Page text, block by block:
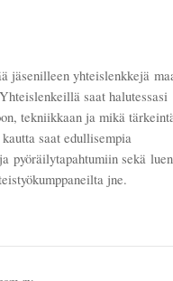
jäsenilleen yhteislenkkejä
saat halutessasi
tekniikkaan ja mikä
saat edullisempia
pyöräilytapahtumiin sekä
jne.